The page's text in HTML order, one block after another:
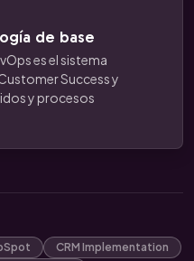
de base
es el sistema
Success y
y procesos
CRM Implementation